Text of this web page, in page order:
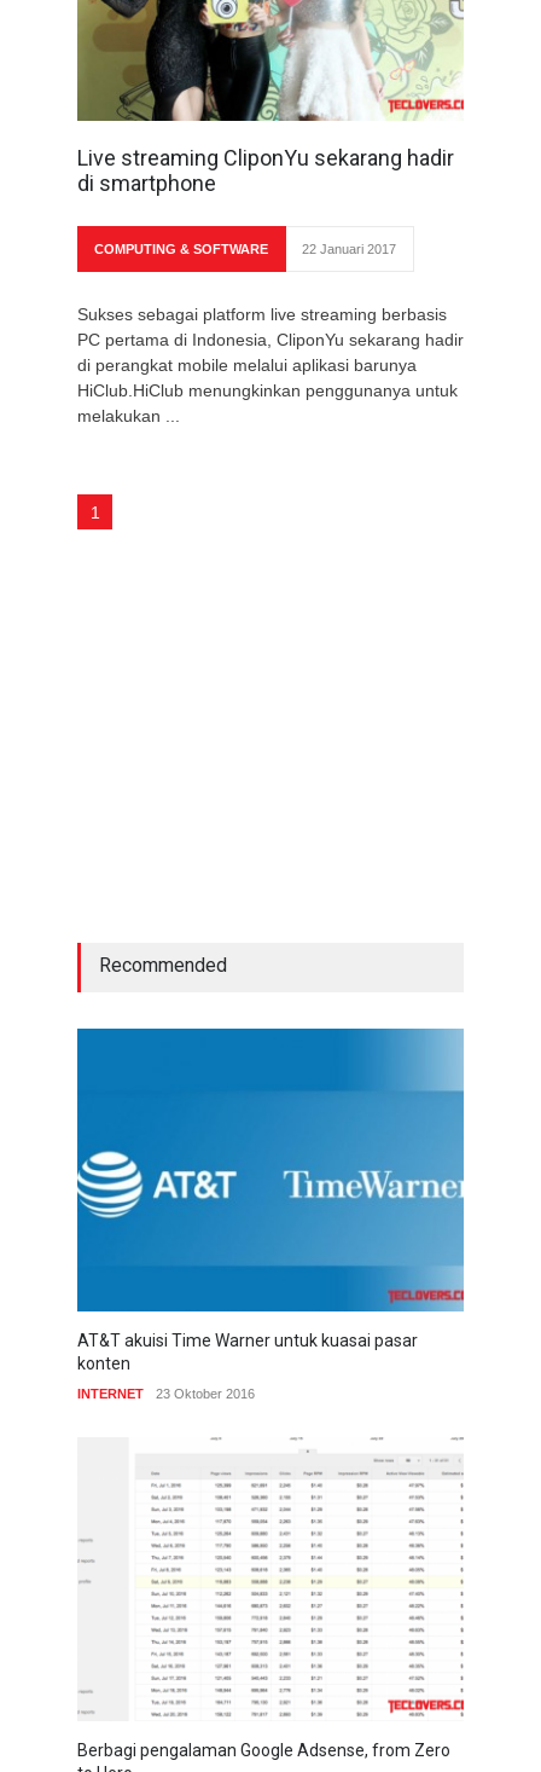
Live streaming CliponYu sekarang hadir
di smartphone
COMPUTING & SOFTWARE 22 Januari 2017
Sukses sebagai platform live streaming berbasis
PC pertama di Indonesia, CliponYu sekarang hadir
di perangkat mobile melalui aplikasi barunya
HiClub.HiClub menungkinkan penggunanya untuk
melakukan ...
1
Recommended
AT&T akuisi Time Warner untuk kuasai pasar
konten
INTERNET 23 Oktober 2016
Berbagi pengalaman Google Adsense, from Zero